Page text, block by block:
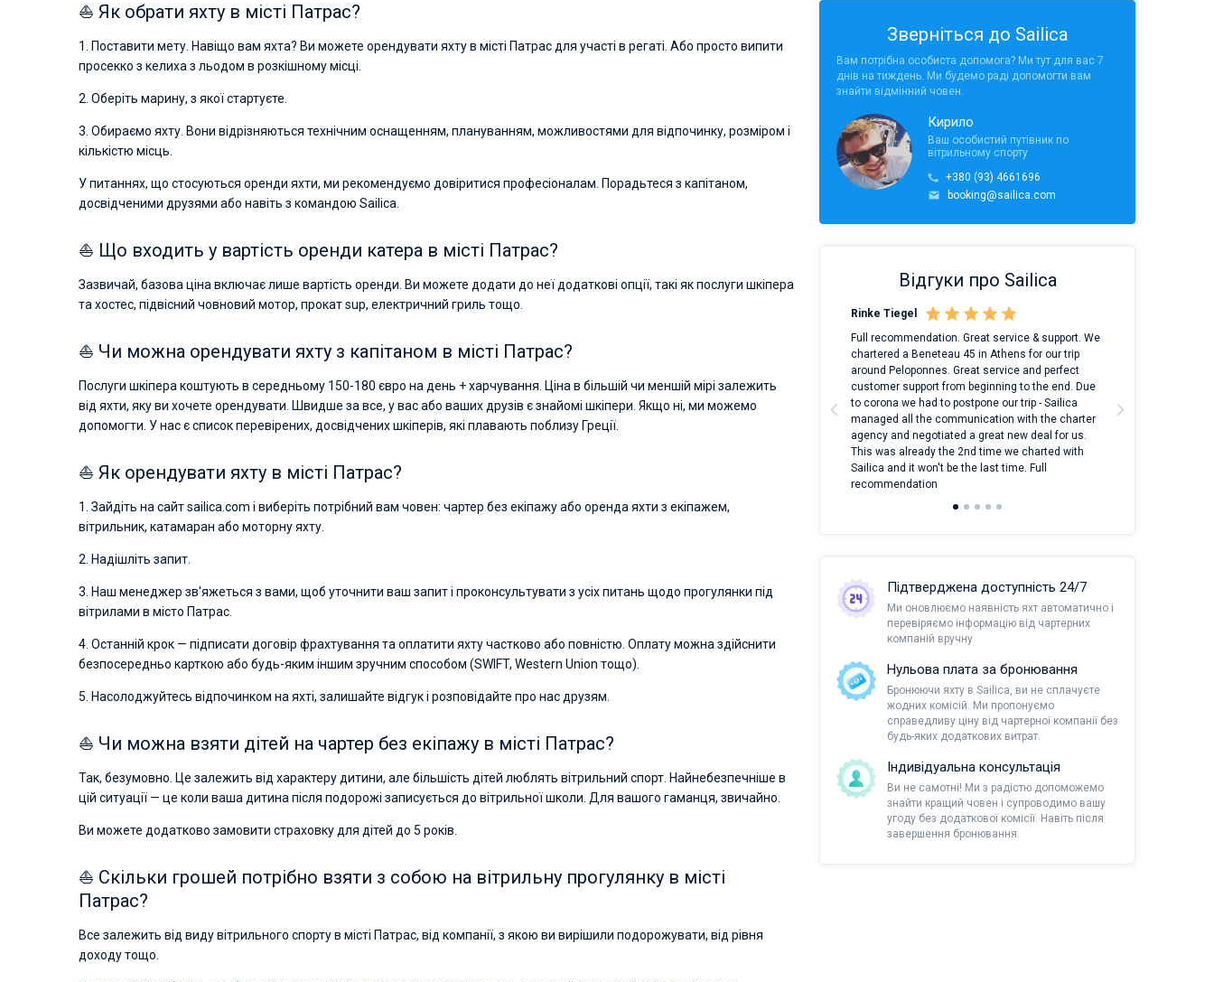
⛵ Як обрати яхту в місті Патрас?
1. Поставити мету. Навіщо вам яхта? Ви можете орендувати яхту в місті Патрас для участі в регаті. Або просто випити
просекко з келиха з льодом в розкішному місці.
2. Оберіть марину, з якої стартуєте.
3. Обираємо яхту. Вони відрізняються технічним оснащенням, плануванням, можливостями для відпочинку, розміром і
кількістю місць.
У питаннях, що стосуються оренди яхти, ми рекомендуємо довіритися професіоналам. Порадьтеся з капітаном,
досвідченими друзями або навіть з командою Sailica.
⛵ Що входить у вартість оренди катера в місті Патрас?
Зазвичай, базова ціна включає лише вартість оренди. Ви можете додати до неї додаткові опції, такі як послуги шкіпера
та хостес, підвісний човновий мотор, прокат sup, електричний гриль тощо.
⛵ Чи можна орендувати яхту з капітаном в місті Патрас?
Послуги шкіпера коштують в середньому 150-180 євро на день + харчування. Ціна в більшій чи меншій мірі залежить
від яхти, яку ви хочете орендувати. Швидше за все, у вас або ваших друзів є знайомі шкіпери. Якщо ні, ми можемо
допомогти. У нас є список перевірених, досвідчених шкіперів, які плавають поблизу Греції.
⛵ Як орендувати яхту в місті Патрас?
1. Зайдіть на сайт sailica.com і виберіть потрібний вам човен: чартер без екіпажу або оренда яхти з екіпажем,
вітрильник, катамаран або моторну яхту.
2. Надішліть запит.
3. Наш менеджер зв'яжеться з вами, щоб уточнити ваш запит і проконсультувати з усіх питань щодо прогулянки під
вітрилами в місто Патрас.
4. Останній крок — підписати договір фрахтування та оплатити яхту частково або повністю. Оплату можна здійснити
безпосередньо карткою або будь-яким іншим зручним способом (SWIFT, Western Union тощо).
5. Насолоджуйтесь відпочинком на яхті, залишайте відгук і розповідайте про нас друзям.
⛵ Чи можна взяти дітей на чартер без екіпажу в місті Патрас?
Так, безумовно. Це залежить від характеру дитини, але більшість дітей люблять вітрильний спорт. Найнебезпечніше в
цій ситуації — це коли ваша дитина після подорожі записується до вітрильної школи. Для вашого гаманця, звичайно.
Ви можете додатково замовити страховку для дітей до 5 років.
⛵ Скільки грошей потрібно взяти з собою на вітрильну прогулянку в місті
Патрас?
Все залежить від виду вітрильного спорту в місті Патрас, від компанії, з якою ви вирішили подорожувати, від рівня
доходу тощо.
Зверніться до Sailica
Вам потрібна особиста допомога? Ми тут для вас 7
днів на тиждень. Ми будемо раді допомогти вам
знайти відмінний човен.
Кирило
Ваш особистий путівник по
вітрильному спорту
+380 (93) 4661696
booking@sailica.com
Відгуки про Sailica
an excellent level since the very beginning - from
fast and responsive. Highly recommended to
everyone who wants to hang out with family on a
beautiful yacht or catamaran!
Rinke Tiegel
Full recommendation. Great service & support. We
chartered a Beneteau 45 in Athens for our trip
around Peloponnes. Great service and perfect
customer support from beginning to the end. Due
to corona we had to postpone our trip - Sailica
managed all the communication with the charter
agency and negotiated a great new deal for us.
This was already the 2nd time we charted with
Sailica and it won't be the last time. Full
recommendation
Підтверджена доступність 24/7
Ми оновлюємо наявність яхт автоматично і
перевіряємо інформацію від чартерних
компаній вручну
Нульова плата за бронювання
Бронюючи яхту в Sailica, ви не сплачуєте
жодних комісій. Ми пропонуємо
справедливу ціну від чартерної компанії без
будь-яких додаткових витрат.
Індивідуальна консультація
Ви не самотні! Ми з радістю допоможемо
знайти кращий човен і супроводимо вашу
угоду без додаткової комісії. Навіть після
завершення бронювання.